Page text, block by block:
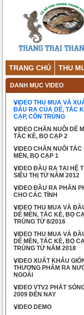
TRANG CHỦ THU
DANH MỤC VIDEO
VIDEO THU MUA VÀ
ĐẦU RA CỦA DẾ, TẮC
CẠP, CÔN TRÙNG
VIDEO CHĂN NUÔI DẾ
TẮC KÈ, BỌ CẠP 2
VIDEO CHĂN NUÔI TẮC
MÈN, BỌ CẠP 1
VIDEO ĐẦU RA TẠI HỆ
SIÊU THỊ TỪ NĂM 2012
VIDEO ĐẦU RA PHÂN
CHO CÁC TỈNH
VIDEO THU MUA VÀ
DẾ MÈN, TẮC KÈ, BỌ
TRÙNG TỪ 8/2016
VIDEO THU MUA VÀ
DẾ MÈN, TẮC KÈ, BỌ
TRÙNG TỪ NĂM 2018
VIDEO XUẤT KHẨU
THƯƠNG PHẨM RA
NGOÀI
VIDEO VTV2 PHÁT
2009 ĐẾN NAY
VIDEO DEMO